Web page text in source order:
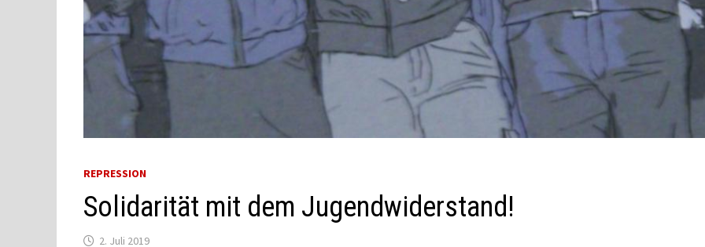
REPRESSION
Solidarität mit dem Jugendwiderstand!
2. Juli 2019